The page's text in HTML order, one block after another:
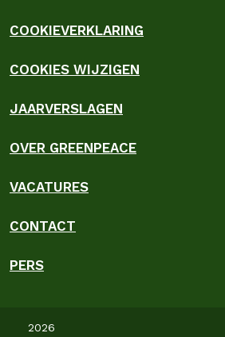
COOKIEVERKLARING
COOKIES WIJZIGEN
JAARVERSLAGEN
OVER GREENPEACE
VACATURES
CONTACT
PERS
2026